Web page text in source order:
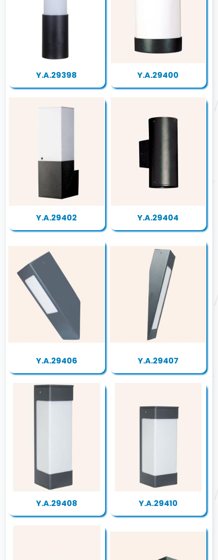
Y.A.29398 Y.A.29400
Y.A.29402 Y.A.29404
Y.A.29406 Y.A.29407
Y.A.29408 Y.A.29410